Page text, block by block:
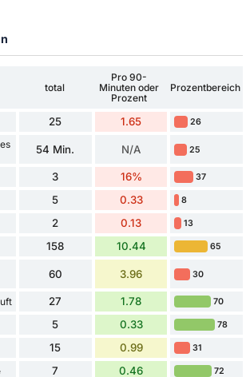
total
Pro 90-
Minuten oder
Prozent
Prozentbereich
25 1.65 26
54 Min. N/A 25
3 16% 37
5 0.33 8
2 0.13 13
158 10.44 65
60 3.96 30
27 1.78 70
5 0.33 78
15 0.99 31
7 0.46 72